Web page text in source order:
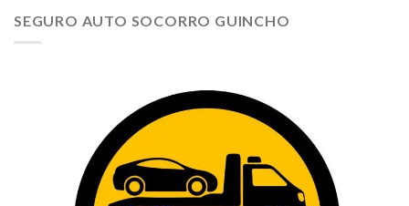
SEGURO AUTO SOCORRO GUINCHO